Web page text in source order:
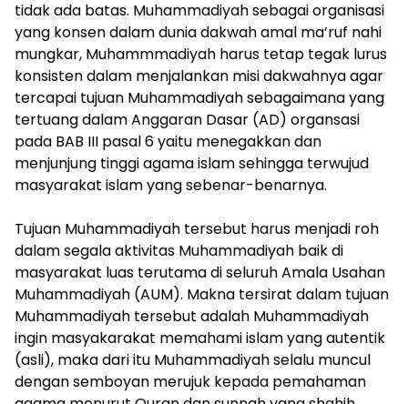
tidak ada batas. Muhammadiyah sebagai organisasi
yang konsen dalam dunia dakwah amal ma’ruf nahi
mungkar, Muhammmadiyah harus tetap tegak lurus
konsisten dalam menjalankan misi dakwahnya agar
tercapai tujuan Muhammadiyah sebagaimana yang
tertuang dalam Anggaran Dasar (AD) organsasi
pada BAB III pasal 6 yaitu menegakkan dan
menjunjung tinggi agama islam sehingga terwujud
masyarakat islam yang sebenar-benarnya.
​Tujuan Muhammadiyah tersebut harus menjadi roh
dalam segala aktivitas Muhammadiyah baik di
masyarakat luas terutama di seluruh Amala Usahan
Muhammadiyah (AUM). Makna tersirat dalam tujuan
Muhammadiyah tersebut adalah Muhammadiyah
ingin masyakarakat memahami islam yang autentik
(asli), maka dari itu Muhammadiyah selalu muncul
dengan semboyan merujuk kepada pemahaman